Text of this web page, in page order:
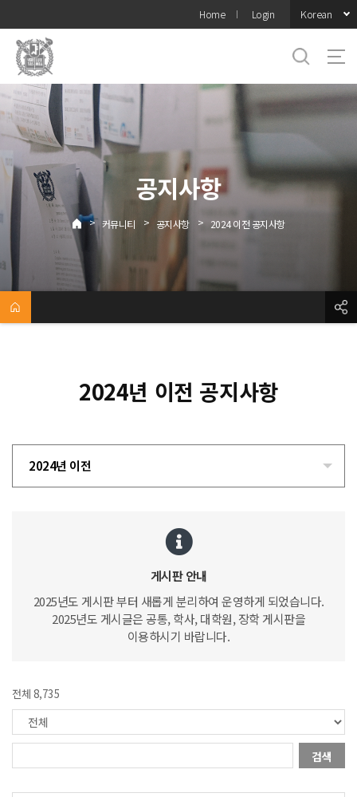
메뉴
Home Login Korean
공지사항
> 커뮤니티 > 공지사항 > 2024 이전 공지사항
2024년 이전 공지사항
2024년 이전
게시판 안내
2025년도 게시판 부터 새롭게 분리하여 운영하게 되었습니다.
2025년도 게시글은 공통, 학사, 대학원, 장학 게시판을
이용하시기 바랍니다.
전체 8,735
검색